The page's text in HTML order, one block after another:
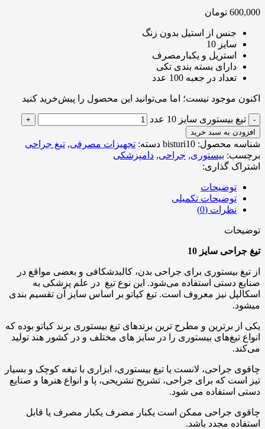
600,000 تومان
جنس از استیل بدون زنگ
سایز 10
استریل و یکبارمصرف
دارای بسته بندی تکی
تعداد در جعبه 100 عدد
اکنون موجود نیست؛ اما می‌توانید این محصول را پیش‌خرید کنید
تیغ بیستوری سایز 10 عدد
افزودن به سبد خرید
شناسه محصول: bisturi10 دسته: تجهیزات مصرفی, تیغ جراحی
برچسب: بیستوری, جراحی, دامپزشکی
اشتراک گذاری:
توضیحات
توضیحات تکمیلی
نظرات (0)
توضیحات
تیغ جراحی سایز 10
از تیغ بیستوری برای جراحی بدن، کالبدشکافی و بعضی مواقع در
صنایع دستی استفاده می‌شود. این نوع تیغ در علم پزشکی به
اسکالپل نیز معروف است. تیغ کیاتو بر اساس سایز آن تقسیم بندی
میشود.
یکی از برترین و مطرح ترین برندهای تیغ بیستوری برند کیاتو بوده که
انواع تیغ‌های بیستوری را در سایز های مختلف و در کشور هند تولید
می‌کند.
چاقوی جراحی، لانست یا تیغ بیستوری، ابزاری با تیغه کوچک و بسیار
تیز است که برای جراحی، تشریح تشریحی، پا و انواع هنرها و صنایع
دستی استفاده می شود.
چاقوی جراحی ممکن است یکبار مصرف یکبار مصرف یا قابل
استفاده مجدد باشد.